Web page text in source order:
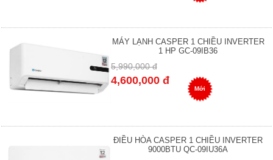
MÁY LẠNH CASPER 1 CHIỀU INVERTER
1 HP GC-09IB36
5,990,000 đ
4,600,000 đ
Mới
ĐIỀU HÒA CASPER 1 CHIỀU INVERTER
9000BTU QC-09IU36A